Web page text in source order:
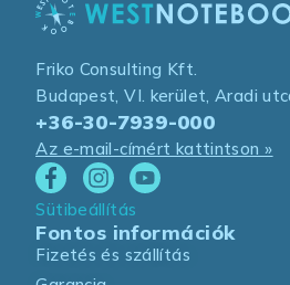
Friko Consulting Kft.
Budapest, VI. kerület, Aradi
+36-30-7939-000
Az e-mail-címért kattintson »
Sütibeállítás
Fontos információk
Fizetés és szállítás